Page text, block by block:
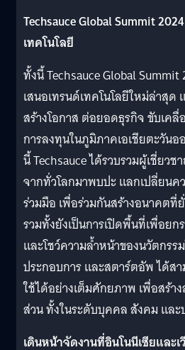
Techsauce Global Summit
เทคโนโลยี
ทั้งนี้ Techsauce Global Summit
เสนอเทรนด์เทคโนโลยีใหม่ล่าสุ
สร้างโอกาส ต่อยอดธุรกิจ ขับเค
การลงทุนในภูมิภาคเอเชียตะวันอ
นี้ Techsauce ได้รวบรวมผู้เชี่ยว
จากทั่วโลกมาพบปะ แลกเปลี่ยนค
ร่วมมือ เพื่อร่วมกันสร้างอนาคตที่
รวมทั้งยังเป็นการเปิดพื้นที่เพื่อยก
และโชว์ความล้ำหน้าของนวัตกร
ประกอบการ และสตาร์ตอัพ ได้ส
ใช้ได้อย่างเต็มศักยภาพ เพื่อสร้
ส่วน ทั้งในระดับบุคคล สังคม และ
เดินหน้าจัดงานที่อินโนนีเซียและ